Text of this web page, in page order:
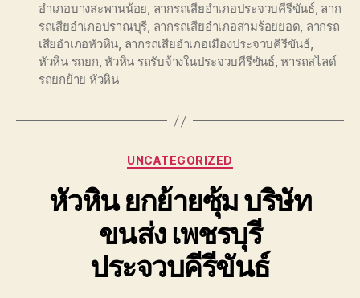
อำเภอบางสะพานน้อย, ลากรถเสียอำเภอประจวบคีรีขันธ์, ลาก
รถเสียอำเภอปราณบุรี, ลากรถเสียอำเภอสามร้อยยอด, ลากรถ
เสียอำเภอหัวหิน, ลากรถเสียอำเภอเมืองประจวบคีรีขันธ์,
หัวหิน รถยก,หัวหิน รถรับจ้างในประจวบคีรีขันธ์,หารถสไลด์
รถยกย้าย หัวหิน
Categories
UNCATEGORIZED
หัวหิน ยกย้ายซุ้ม บริษัท
ขนส่ง เพชรบุรี
ประจวบคีรีขันธ์